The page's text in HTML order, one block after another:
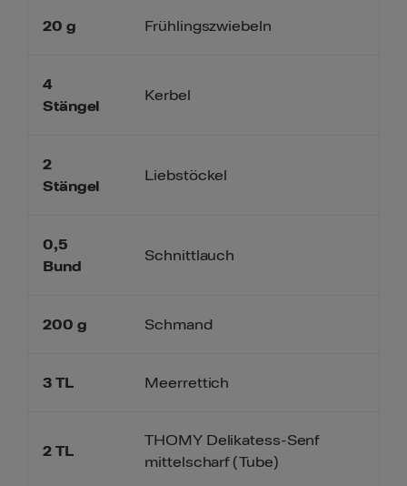
20 g
4
Stängel
2
Stängel
0,5
Bund
200 g
3 TL
2 TL
Frühlingszwiebeln
Kerbel
Liebstöckel
Schnittlauch
Schmand
Meerrettich
THOMY Delikatess-Senf
mittelscharf (Tube)